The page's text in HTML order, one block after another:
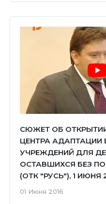
СЮЖЕТ ОБ
ЦЕНТРА АДАПТАЦИИ
УЧРЕЖДЕНИЙ ДЛЯ
ОСТАВШИХСЯ БЕЗ
(ОТК "РУСЬ"), 1 ИЮНЯ
01 Июня 2016